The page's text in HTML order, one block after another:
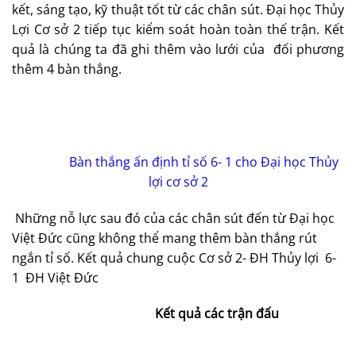
kết, sáng tạo, kỹ thuật tốt từ các chân sút. Đại học Thủy
Lợi Cơ sở 2 tiếp tục kiểm soát hoàn toàn thế trận. Kết
quả là chúng ta đã ghi thêm vào lưới của đối phương
thêm 4 bàn thắng.
Bàn thắng ấn định tỉ số 6- 1 cho Đại học Thủy
lợi cơ sở 2
Những nỗ lực sau đó của các chân sút đến từ Đại học
Việt Đức cũng không thể mang thêm bàn thắng rút
ngắn tỉ số. Kết quả chung cuộc Cơ sở 2- ĐH Thủy lợi 6-
1 ĐH Việt Đức
Kết quả các trận đấu